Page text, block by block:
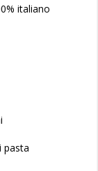
italiano
pasta